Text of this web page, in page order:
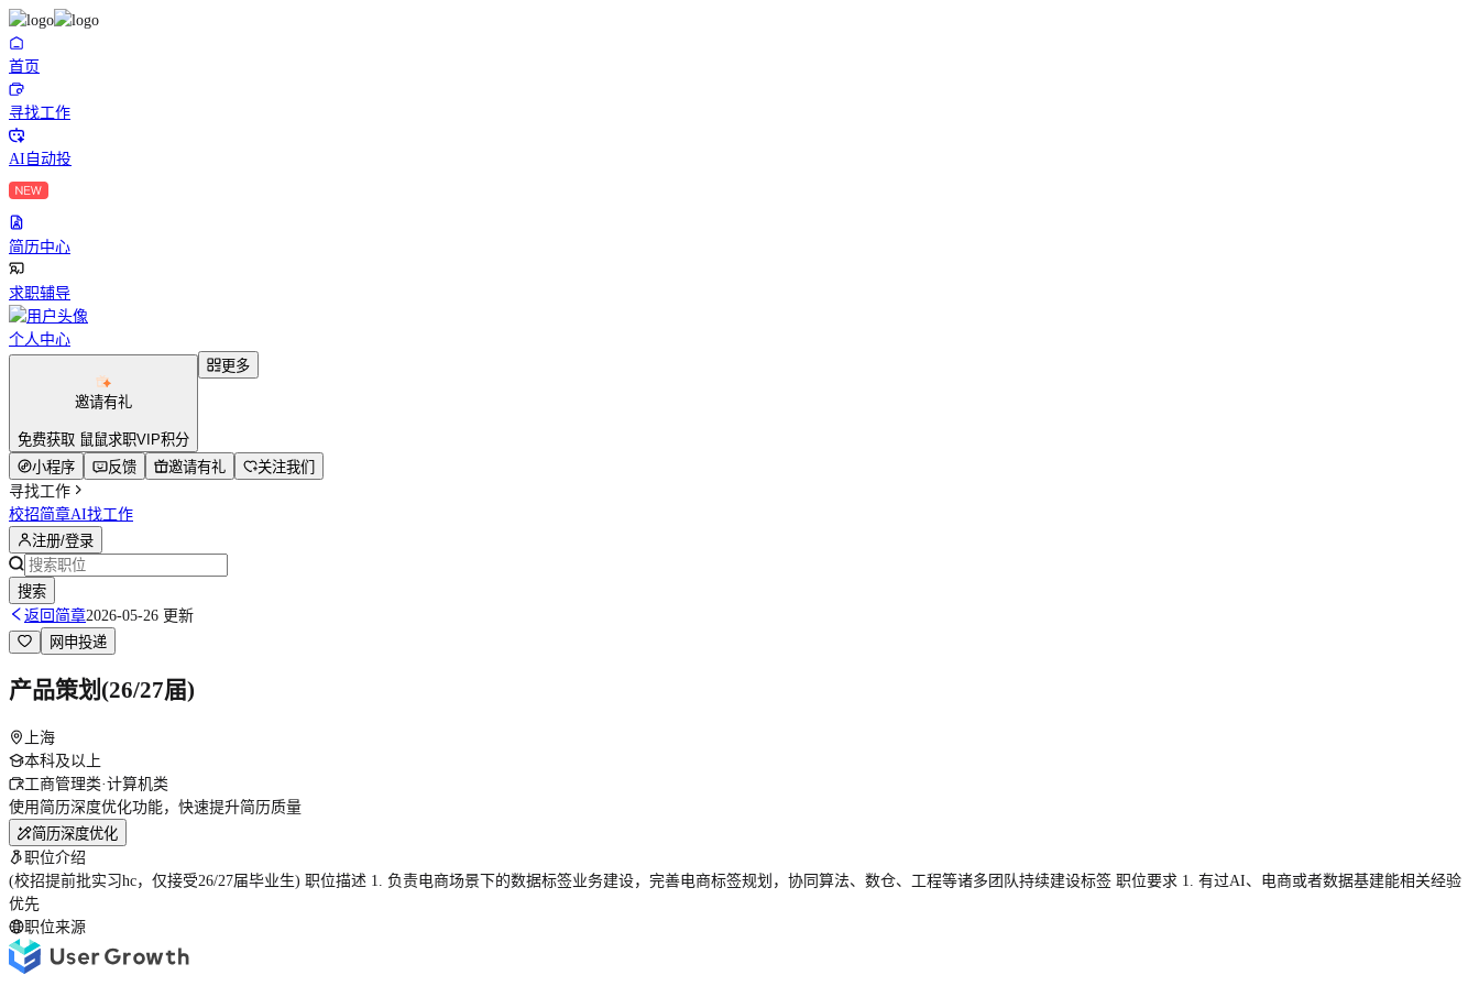
首页
寻找工作
AI自动投
简历中心
求职辅导
个人中心
邀请有礼
免费获取 鼠鼠求职VIP积分
更多
小程序 反馈 邀请有礼
关注我们
寻找工作
校招简章AI找工作
注册/登录
搜索
返回简章2026-05-26 更新
网申投递
产品策划(26/27届)
上海
本科及以上
工商管理类·计算机类
使用简历深度优化功能，快速提升简历质量
简历深度优化
职位介绍
(校招提前批实习hc，仅接受26/27届毕业生) 职位描述 1. 负责电商场景下的数据标签业务建设，完善电商标签规划，协同算法、数仓、工程等诸多团队持续建设标签 职位要求 1. 有过AI、电商或者数据基建能相关经验
优先
职位来源